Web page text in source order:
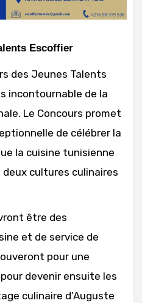
Escoffier
des Jeunes Talents
incontournable de la
Le Concours promet
de célébrer la
la cuisine tunisienne
cultures culinaires
être des
et de service de
pour une
devenir ensuite les
culinaire d’Auguste